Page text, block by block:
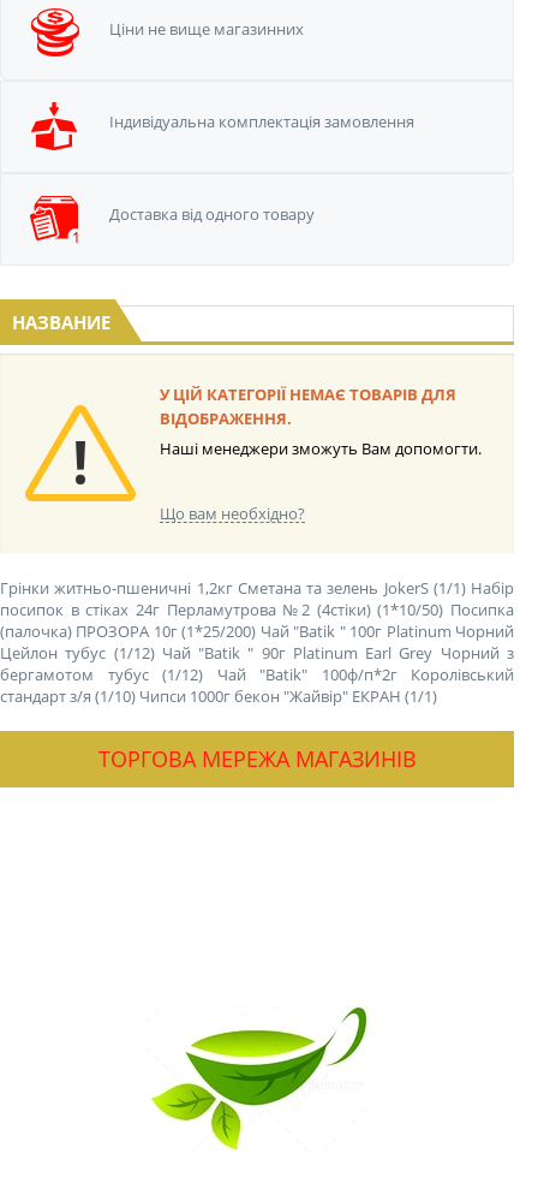
Ціни не вище магазинних
Iндивідуальна комплектація замовлення
Доставка від одного товару
НАЗВАНИЕ
У ЦІЙ КАТЕГОРІЇ НЕМАЄ ТОВАРІВ ДЛЯ
ВІДОБРАЖЕННЯ.
Наші менеджери зможуть Вам допомогти.
Що вам необхідно?
Грінки житньо-пшеничні 1,2кг Сметана та зелень JokerS (1/1) Набір
посипок в стіках 24г Перламутрова №2 (4стіки) (1*10/50) Посипка
(палочка) ПРОЗОРА 10г (1*25/200) Чай "Batik " 100г Platinum Чорний
Цейлон тубус (1/12) Чай "Batik " 90г Platinum Earl Grey Чорний з
бергамотом тубус (1/12)
Чай "Batik" 100ф/п*2г Королівський
стандарт з/я (1/10) Чипси 1000г бекон "Жайвір" ЕКРАН (1/1)
ТОРГОВА МЕРЕЖА МАГАЗИНІВ